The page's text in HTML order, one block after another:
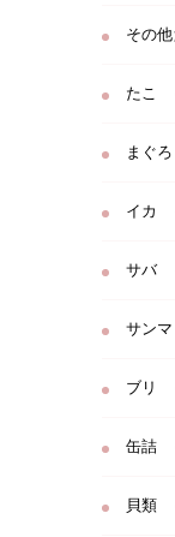
その
たこ
まぐろ
イカ
サバ
サンマ
ブリ
缶詰
貝類